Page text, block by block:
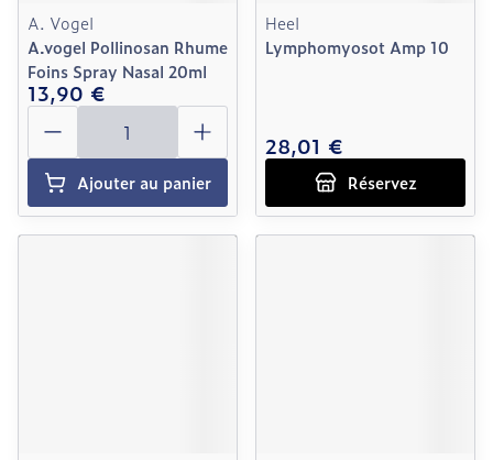
A. Vogel
A.vogel Pollinosan Rhume
Foins Spray Nasal 20ml
13,90 €
Quantité
Ajouter au panier
Heel
Lymphomyosot Amp 10
28,01 €
Réservez